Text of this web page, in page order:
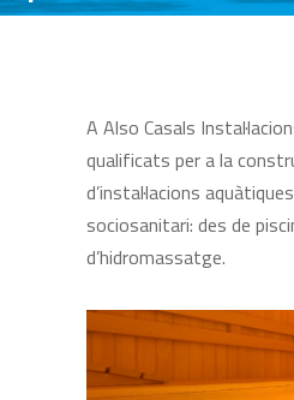
A Also Casals
qualificats per a la
d’instal·lacions
sociosanitari: des de
d’hidromassatge.